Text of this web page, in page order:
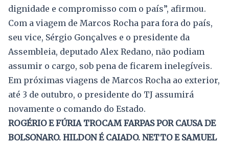
dignidade e compromisso com o país”, afirmou.
Com a viagem de Marcos Rocha para fora do país,
seu vice, Sérgio Gonçalves e o presidente da
Assembleia, deputado Alex Redano, não podiam
assumir o cargo, sob pena de ficarem inelegíveis.
Em próximas viagens de Marcos Rocha ao exterior,
até 3 de outubro, o presidente do TJ assumirá
novamente o comando do Estado.
ROGÉRIO E FÚRIA TROCAM FARPAS POR CAUSA DE
BOLSONARO. HILDON É CAIADO. NETTO E SAMUEL